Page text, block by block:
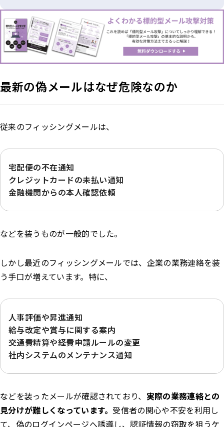
最新の偽メールはなぜ危険なのか
従来のフィッシングメールは、
宅配便の不在通知
クレジットカードの未払い通知
金融機関からの本人確認依頼
などを装うものが一般的でした。
しかし最近のフィッシングメールでは、企業の業務連絡を装
う手口が増えています。特に、
人事評価や昇進通知
給与改定や賞与に関する案内
交通費精算や経費申請ルールの変更
社内システムのメンテナンス通知
などを装ったメールが確認されており、 実際の業務連絡との
見分けが難しくなっています。 受信者の関心や不安を利用し
て、偽のログインページへ誘導し、認証情報の窃取を狙うケ